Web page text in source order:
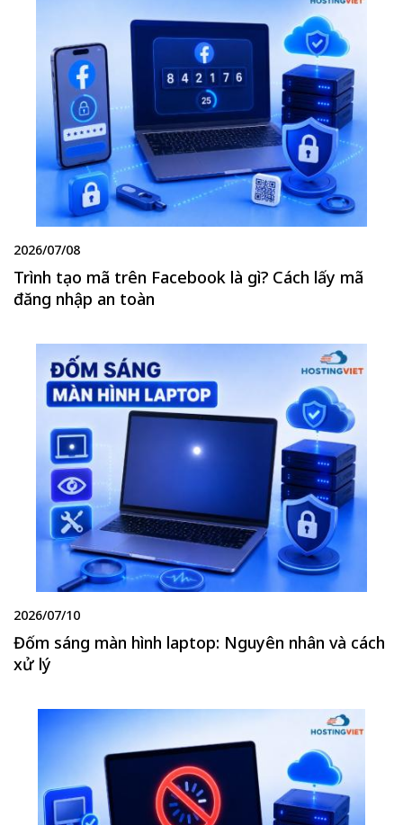
2026/07/08
Trình tạo mã trên Facebook là gì? Cách lấy mã
đăng nhập an toàn
2026/07/10
Đốm sáng màn hình laptop: Nguyên nhân và cách
xử lý